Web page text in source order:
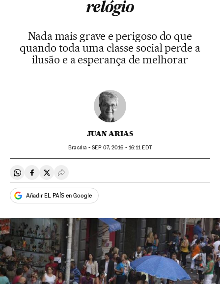
relógio
Nada mais grave e perigoso do que
quando toda uma classe social perde a
ilusão e a esperança de melhorar
JUAN ARIAS
Brasilia -SEP07, 2016 - 16:11EDT
Compartir en Whatsapp
Compartir en Facebook
Compartir en Twitter
Desplegar Redes Sociales
Añadir EL PAÍS en Google